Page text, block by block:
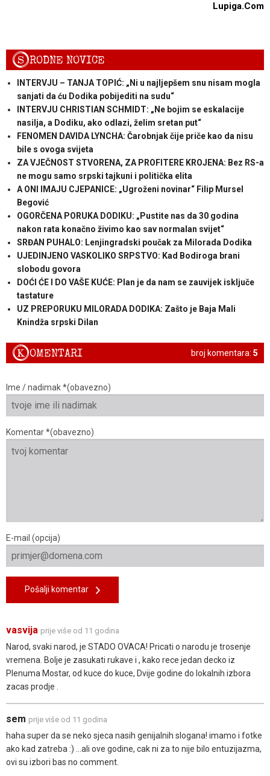
Lupiga.Com
SRODNE NOVICE
INTERVJU – TANJA TOPIĆ: „Ni u najljepšem snu nisam mogla
sanjati da ću Dodika pobijediti na sudu“
INTERVJU CHRISTIAN SCHMIDT: „Ne bojim se eskalacije
nasilja, a Dodiku, ako odlazi, želim sretan put“
FENOMEN DAVIDA LYNCHA: Čarobnjak čije priče kao da nisu
bile s ovoga svijeta
ZA VJEČNOST STVORENA, ZA PROFITERE KROJENA: Bez RS-a
ne mogu samo srpski tajkuni i politička elita
A ONI IMAJU CJEPANICE: „Ugroženi novinar“ Filip Mursel
Begović
OGORČENA PORUKA DODIKU: „Pustite nas da 30 godina
nakon rata konačno živimo kao sav normalan svijet“
SRĐAN PUHALO: Lenjingradski poučak za Milorada Dodika
UJEDINJENO VASKOLIKO SRPSTVO: Kad Bodiroga brani
slobodu govora
DOĆI ĆE I DO VAŠE KUĆE: Plan je da nam se zauvijek isključe
tastature
UZ PREPORUKU MILORADA DODIKA: Zašto je Baja Mali
Knindža srpski Dilan
broj komentara: 5
KOMENTARI
Ime / nadimak *(obavezno)
Komentar *(obavezno)
E-mail (opcija)
Pošalji komentar
vasvija prije više od 11 godina
Narod, svaki narod, je STADO OVACA! Pricati o narodu je trosenje
vremena. Bolje je zasukati rukave i , kako rece jedan decko iz
Plenuma Mostar, od kuce do kuce, Dvije godine do lokalnih izbora
zacas prodje .
sem prije više od 11 godina
haha super da se neko sjeca nasih genijalnih slogana! imamo i fotke
ako kad zatreba :) ...ali ove godine, cak ni za to nije bilo entuzijazma,
ovi su izbori bas no comment.